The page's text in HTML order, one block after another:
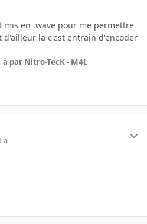
mis en .wave pour me permettre
d'ailleur la c'est entrain d'encoder
a par Nitro-TecK - M4L
a